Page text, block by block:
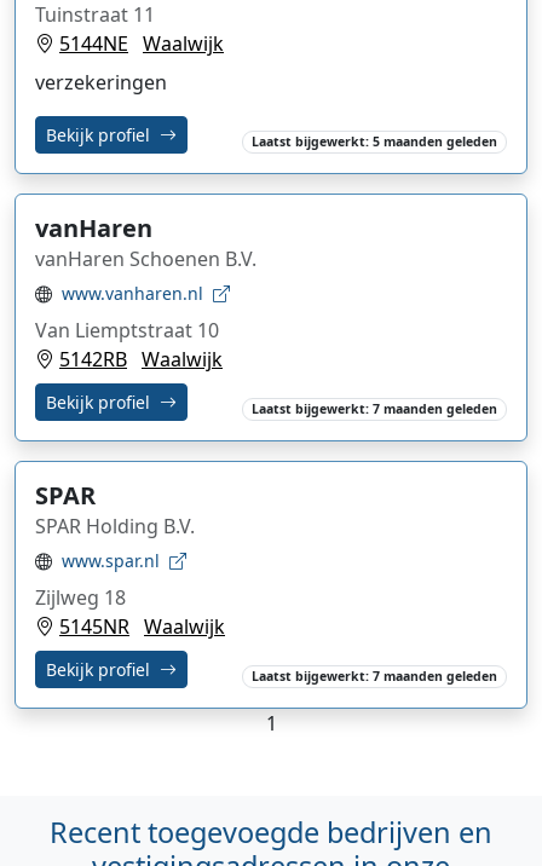
Tuinstraat 11
5144NE Waalwijk
verzekeringen
Bekijk profiel Laatst bijgewerkt: 5 maanden geleden
vanHaren
vanHaren Schoenen B.V.
www.vanharen.nl
Van Liemptstraat 10
5142RB Waalwijk
Bekijk profiel Laatst bijgewerkt: 7 maanden geleden
SPAR
SPAR Holding B.V.
www.spar.nl
Zijlweg 18
5145NR Waalwijk
Bekijk profiel Laatst bijgewerkt: 7 maanden geleden
1
Recent toegevoegde bedrijven en